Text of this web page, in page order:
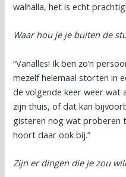
walhalla, het is echt
Waar hou je je buiten de
“Vanalles! Ik ben zo’n
mezelf helemaal storten in
de volgende keer weer wat
zijn thuis, of dat kan
gisteren nog wat proberen
hoort daar ook bij.”
Zijn er dingen die je zou